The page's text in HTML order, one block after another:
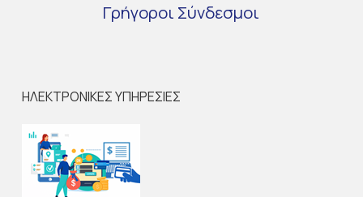
Γρήγοροι Σύνδεσμοι
ΗΛΕΚΤΡΟΝΙΚΕΣ ΥΠΗΡΕΣΙΕΣ